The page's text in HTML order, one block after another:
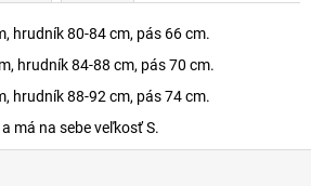
hrudník 80-84 cm, pás 66 cm.
hrudník 84-88 cm, pás 70 cm.
hrudník 88-92 cm, pás 74 cm.
má na sebe veľkosť S.